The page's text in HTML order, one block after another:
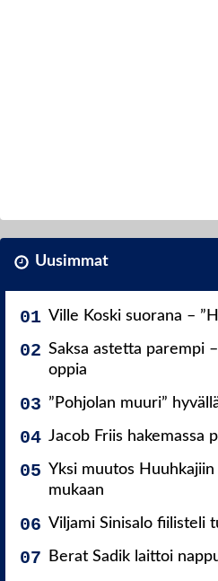
Uusimmat
Ville Koski suorana –
Saksa astetta parempi
oppia
”Pohjolan muuri”
Jacob Friis hakemassa
Yksi muutos
mukaan
Viljami Sinisalo fiilisteli
Berat Sadik laittoi